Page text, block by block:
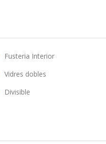
Fusteria Interior
Vidres dobles
Divisible